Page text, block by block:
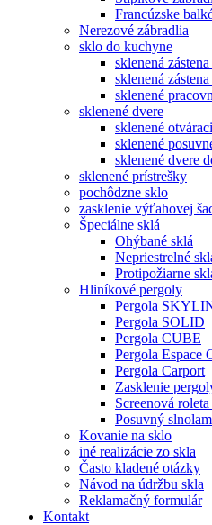
Francúzske
Nerezové zábradlia
sklo do kuchyne
sklenená
sklenená
sklenené
sklenené dvere
sklenené
sklenené
sklenené dvere
sklenené prístrešky
pochôdzne sklo
zasklenie výťahovej
Špeciálne sklá
Ohýbané sklá
Nepriestrelné
Protipožiarne
Hliníkové pergoly
Pergola
Pergola SOLID
Pergola CUBE
Pergola Espace
Pergola Carport
Zasklenie
Screenová
Posuvný
Kovanie na sklo
iné realizácie zo skla
Často kladené otázky
Návod na údržbu skla
Reklamačný formulár
Kontakt